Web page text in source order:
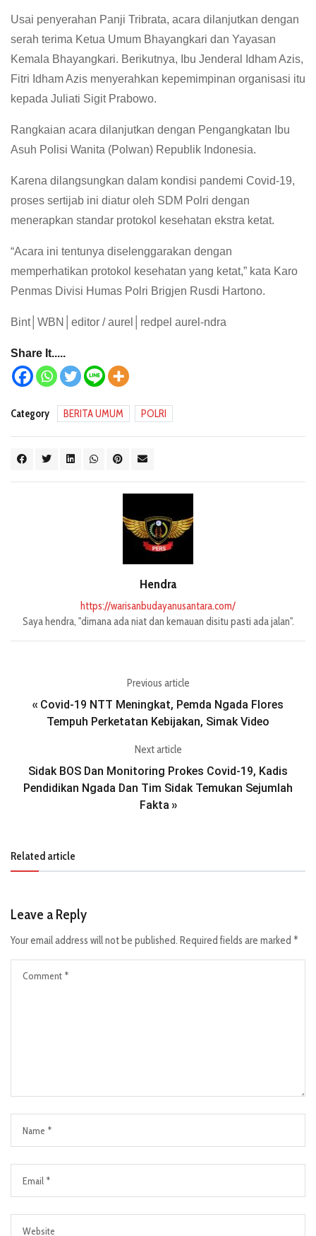
Usai penyerahan Panji Tribrata, acara dilanjutkan dengan
serah terima Ketua Umum Bhayangkari dan Yayasan
Kemala Bhayangkari. Berikutnya, Ibu Jenderal Idham Azis,
Fitri Idham Azis menyerahkan kepemimpinan organisasi itu
kepada Juliati Sigit Prabowo.
Rangkaian acara dilanjutkan dengan Pengangkatan Ibu
Asuh Polisi Wanita (Polwan) Republik Indonesia.
Karena dilangsungkan dalam kondisi pandemi Covid-19,
proses sertijab ini diatur oleh SDM Polri dengan
menerapkan standar protokol kesehatan ekstra ketat.
“Acara ini tentunya diselenggarakan dengan
memperhatikan protokol kesehatan yang ketat,” kata Karo
Penmas Divisi Humas Polri Brigjen Rusdi Hartono.
Bint│WBN│editor / aurel│redpel aurel-ndra
Share It.....
Category BERITA UMUM POLRI
Hendra
https://warisanbudayanusantara.com/
Saya hendra, "dimana ada niat dan kemauan disitu pasti ada jalan".
Previous article
« Covid-19 NTT Meningkat, Pemda Ngada Flores
Tempuh Perketatan Kebijakan, Simak Video
Next article
Sidak BOS Dan Monitoring Prokes Covid-19, Kadis
Pendidikan Ngada Dan Tim Sidak Temukan Sejumlah
Fakta »
Related article
Leave a Reply
Your email address will not be published. Required fields are marked *